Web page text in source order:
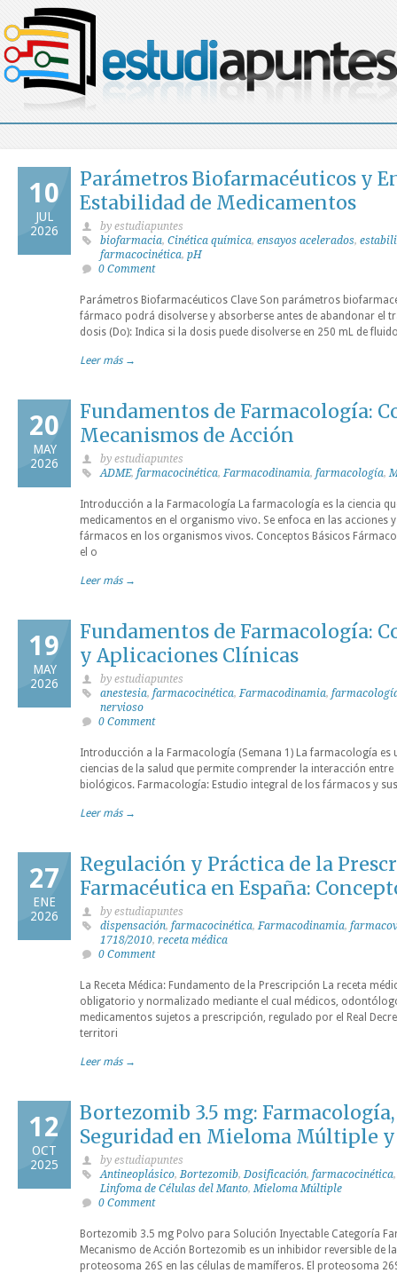
10
JUL
2026
Parámetros Biofarmacéuticos y
Estabilidad de Medicamentos
by estudiapuntes
biofarmacia, Cinética química, ensayos acelerados,
farmacocinética, pH
0 Comment
Parámetros Biofarmacéuticos Clave Son parámetros
fármaco podrá disolverse y absorberse antes de abandonar el
dosis (Do): Indica si la dosis puede disolverse en 250 mL de
Leer más →
20
MAY
2026
Fundamentos de Farmacología:
Mecanismos de Acción
by estudiapuntes
ADME, farmacocinética,Farmacodinamia, farmacología,
Introducción a la Farmacología La farmacología es la ciencia
medicamentos en el organismo vivo. Se enfoca en las acciones
fármacos en los organismos vivos. Conceptos Básicos
el o
Leer más →
19
MAY
2026
Fundamentos de Farmacología:
y Aplicaciones Clínicas
by estudiapuntes
anestesia, farmacocinética,Farmacodinamia,
nervioso
0 Comment
Introducción a la Farmacología (Semana 1) La farmacología es
ciencias de la salud que permite comprender la interacción
biológicos. Farmacología: Estudio integral de los fármacos y
Leer más →
27
ENE
2026
Regulación y Práctica de la
Farmacéutica en España:
by estudiapuntes
dispensación, farmacocinética,Farmacodinamia,
1718/2010, receta médica
0 Comment
La Receta Médica: Fundamento de la Prescripción La receta
obligatorio y normalizado mediante el cual médicos,
medicamentos sujetos a prescripción, regulado por el Real
territori
Leer más →
12
OCT
2025
Bortezomib 3.5 mg:
Seguridad en Mieloma Múltiple
by estudiapuntes
Antineoplásico,Bortezomib,Dosificación, farmacocinética
Linfoma de Células del Manto,Mieloma Múltiple
0 Comment
Bortezomib 3.5 mg Polvo para Solución Inyectable Categoría
Mecanismo de Acción Bortezomib es un inhibidor reversible de
proteosoma 26S en las células de mamíferos. El proteosoma